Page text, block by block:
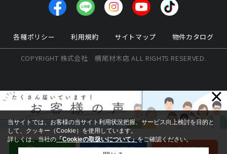
各種ポリシー 利用規約 サイトマップ 物件カタログ
COPYRIGHT 株式会社 横尾材木店 ALL RIGHTS RESERVED.
×
当サイトでは、お客様の当サイト利用状況把握、サービス向上検討を目的と
して、クッキー（Cookie）を使用しています。
詳しくは、当社の「Cookieの取扱いについて」をご確認ください。